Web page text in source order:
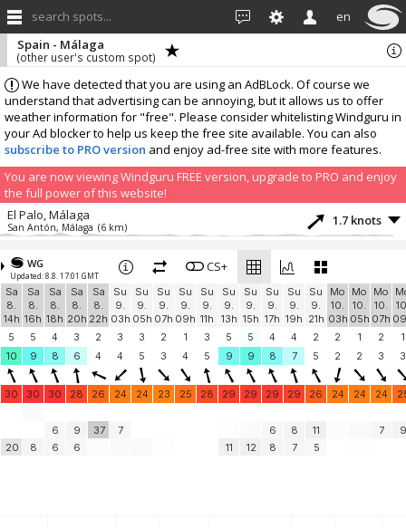
search spots... en
We have detected that you are using an AdBLock. Of course we
understand that advertising can be annoying, but it allows us to offer
weather information for "free". Please consider whitelisting Windguru in
your Ad blocker to help us keep the free site available. You can also
subscribe to PRO version and enjoy ad-free site with more features.
You are now viewing Windguru FREE version, upgrade to PRO and enjoy
the full power of this website!
Spain - Málaga
(other user's custom spot)
El Palo, Málaga
San Antón, Málaga (6 km) 1.7 knots
El Mirador
WS3900 (28.2 km)
La Viñuela
Meteo Malaga (28.3 km)
1 knots
Archidona
Archidona (42.3 km)
2.5 knots
Monteros
MarbellaKITESCHOOL.com (44.4 km)
0 knots
Playa del Pinillo - Rio Real
2.5 knots
Add your station...
WG
Updated: 8.8. 17:01 GMT
CS+
Sa
8.
14h
Sa
8.
16h
Sa
8.
18h
Sa
8.
20h
Sa
8.
22h
Su
9.
03h
Su
9.
05h
Su
9.
07h
Su
9.
09h
Su
9.
11h
Su
9.
13h
Su
9.
15h
Su
9.
17h
Su
9.
19h
Su
9.
21h
Mo
10.
03h
Mo
10.
05h
Mo
10.
07h
5
5 4 3 2 3 3 2 1 3 5 5 4 4 2 2 1 2
1
10
9 8 6 4 4 5 3 4 5 9 9 8 7 5 2 2 3 3
30 30 30 28 26 24 24 23 25 28 29 29 29 29 26 24 24 24
20 8
6
6
9
6
37
7
11
12
6
8
8
7
11
5
7 9